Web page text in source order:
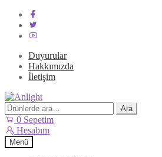
Duyurular
Hakkımızda
İletişim
Dolaşıma
geç
İçeriğe
geç
Ara: Ara
0 Sepetim
Hesabım
Menü